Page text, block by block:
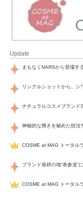
Update
COSME at MAG トータル
COSME at MAG トータル